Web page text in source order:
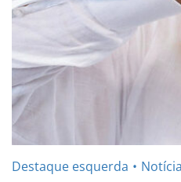
Destaque esquerda